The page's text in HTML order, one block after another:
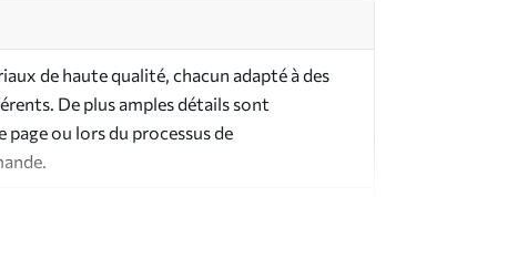
de haute qualité, chacun adapté à des
De plus amples détails sont
ou lors du processus de